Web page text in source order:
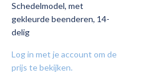
VOEG
TOE
Schedelmodel, met
gekleurde beenderen, 14-
delig
Log in met je account om de
prijs te bekijken.